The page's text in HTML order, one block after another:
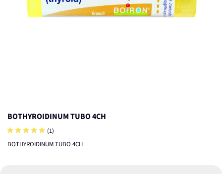
BOTHYROIDINUM TUBO 4CH
(1)
BOTHYROIDINUM TUBO 4CH